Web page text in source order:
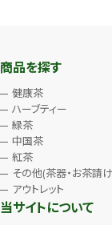
商品を探す
健康茶
ハーブティー
緑茶
中国茶
紅茶
その他(茶器・お茶請
アウトレット
当サイトについて